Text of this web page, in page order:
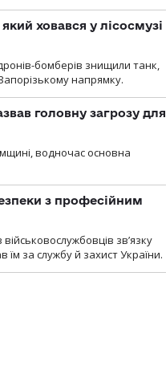
ховався у лісосмузі
бомберів знищили танк,
напрямку.
головну загрозу для
водночас основна
з професійним
зв’язку
за службу й захист України.